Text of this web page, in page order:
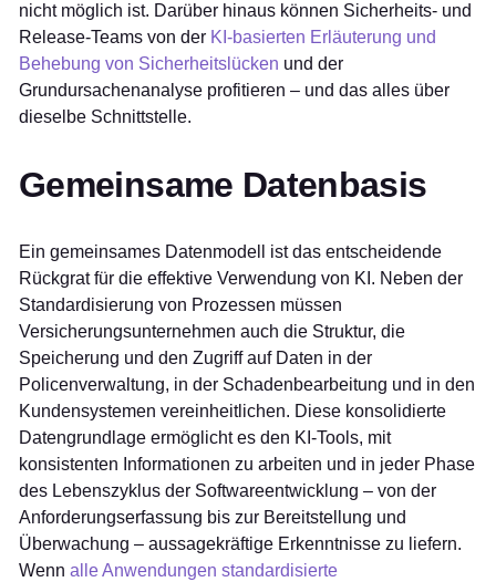
nicht möglich ist. Darüber hinaus können Sicherheits- und
Release-Teams von der KI-basierten Erläuterung und
Behebung von Sicherheitslücken und der
Grundursachenanalyse profitieren – und das alles über
dieselbe Schnittstelle.
Gemeinsame Datenbasis
Ein gemeinsames Datenmodell ist das entscheidende
Rückgrat für die effektive Verwendung von KI. Neben der
Standardisierung von Prozessen müssen
Versicherungsunternehmen auch die Struktur, die
Speicherung und den Zugriff auf Daten in der
Policenverwaltung, in der Schadenbearbeitung und in den
Kundensystemen vereinheitlichen. Diese konsolidierte
Datengrundlage ermöglicht es den KI-Tools, mit
konsistenten Informationen zu arbeiten und in jeder Phase
des Lebenszyklus der Softwareentwicklung – von der
Anforderungserfassung bis zur Bereitstellung und
Überwachung – aussagekräftige Erkenntnisse zu liefern.
Wenn alle Anwendungen standardisierte